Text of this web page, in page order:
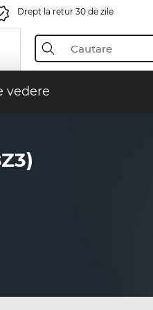
Drept la retur 30 de zile
vedere